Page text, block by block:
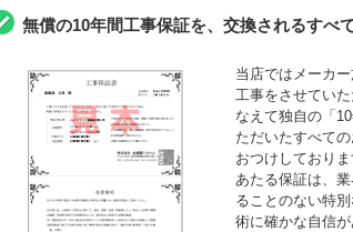
無償の10年間工事保証を、交換されるすべ
当店ではメーカ
工事をさせてい
なえて独自の「
ただいたすべて
おつけしており
あたる保証は、
ることのない特
術に確かな自信